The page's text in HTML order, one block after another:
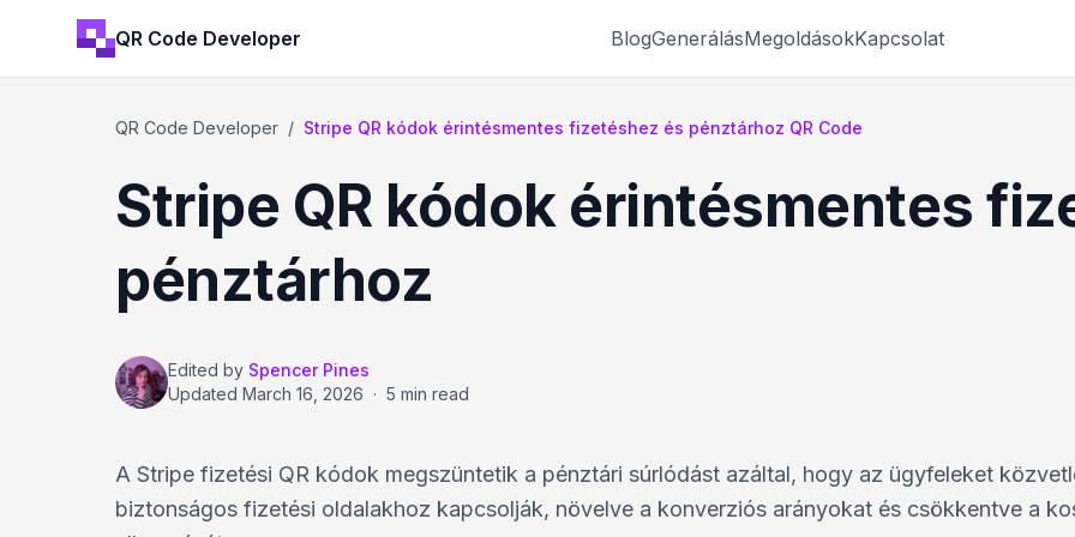
QR Code Developer BlogGenerálásMegoldásokKapcsolat
QR Code Developer / Stripe QR kódok érintésmentes fizetéshez és pénztárhoz QR Code
Stripe QR kódok érintésmentes
pénztárhoz
Edited by Spencer Pines
Updated March 16, 2026 · 5 min read
A Stripe fizetési QR kódok megszüntetik a pénztári súrlódást azáltal, hogy az ügyfeleket
biztonságos fizetési oldalakhoz kapcsolják, növelve a konverziós arányokat és csökkentve a